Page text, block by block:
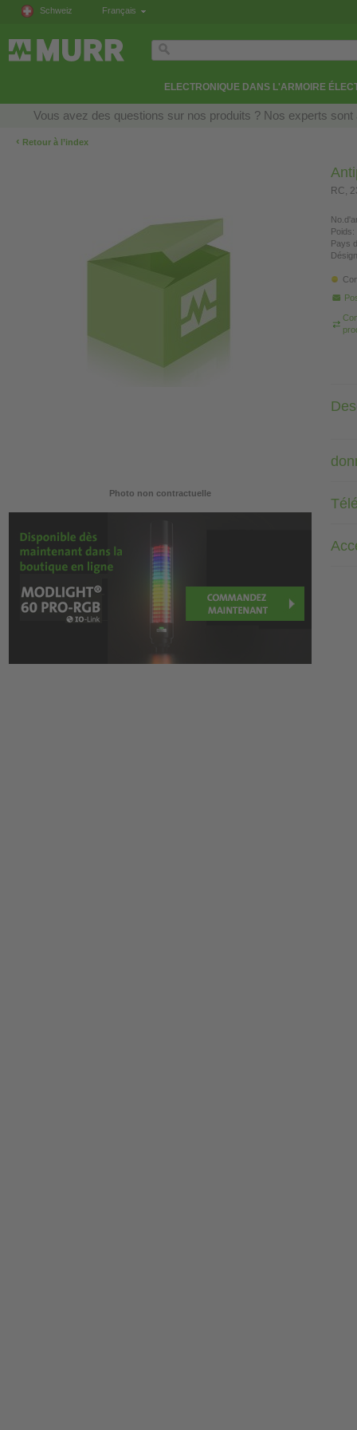
Schweiz Français
ELECTRONIQUE DANS L'ARMOIRE
Vous avez des questions sur nos produits ? Nos experts
‹ Retour à l’index
Photo non contractuelle
RC,
Poids:
Pays